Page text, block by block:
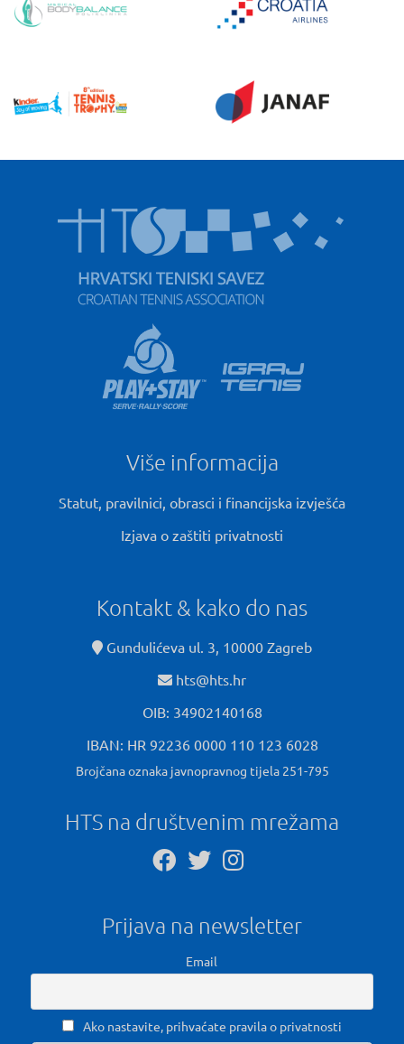
Više informacija
Statut, pravilnici, obrasci i financijska izvješća
Izjava o zaštiti privatnosti
Kontakt & kako do nas
Gundulićeva ul. 3, 10000 Zagreb
hts@hts.hr
OIB: 34902140168
IBAN: HR 92236 0000 110 123 6028
Brojčana oznaka javnopravnog tijela 251-795
HTS na društvenim mrežama
Prijava na newsletter
Email
Ako nastavite, prihvaćate pravila o privatnosti